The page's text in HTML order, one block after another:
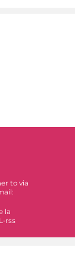
to via
la
rss